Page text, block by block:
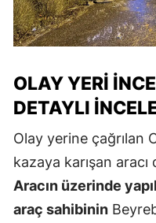
OLAY YERI
DETAYLI
Olay yerine çağrılan
kazaya karışan
Aracın üzerinde
araç sahibinin